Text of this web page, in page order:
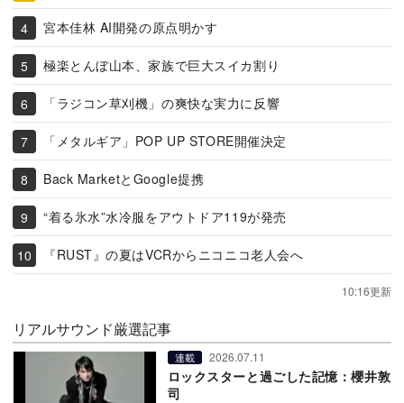
宮本佳林 AI開発の原点明かす
極楽とんぼ山本、家族で巨大スイカ割り
「ラジコン草刈機」の爽快な実力に反響
「メタルギア」POP UP STORE開催決定
Back MarketとGoogle提携
“着る氷水”水冷服をアウトドア119が発売
『RUST』の夏はVCRからニコニコ老人会へ
10:16更新
リアルサウンド厳選記事
連載 2026.07.11
ロックスターと過ごした記憶：櫻井敦
司